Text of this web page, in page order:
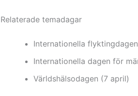
Relaterade temadagar
Internationella
Internationella dagen för
Världshälsodagen (7 april)